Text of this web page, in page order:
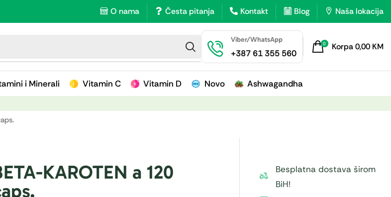
O nama Česta pitanja Kontakt Blog Naša lokacija
Viber/WhatsApp
+387 61 355 560
0 Korpa0,00 KM
i Minerali Vitamin C Vitamin D Novo Ashwagandha
KAROTEN a 120
Besplatna dostava širom
BiH!